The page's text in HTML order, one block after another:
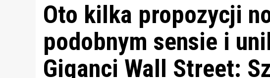
Oto kilka propozycji
podobnym sensie i
Giganci Wall Street: